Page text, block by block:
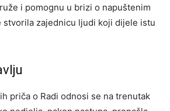
i pomognu u brizi o napuštenim
stvorila zajednicu ljudi koji dijele istu
priča o Radi odnosi se na trenutak